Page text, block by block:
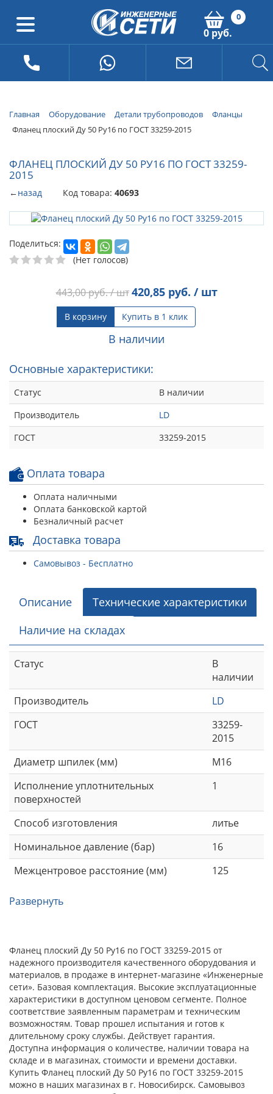
0
0 руб.
Главная Оборудование Детали трубопроводов
Фланцы
Фланец плоский Ду 50 Ру16 по ГОСТ 33259-2015
ФЛАНЕЦ ПЛОСКИЙ ДУ 50 РУ16 ПО ГОСТ 33259-
2015
←назад Код товара: 40693
Поделиться:
(Нет голосов)
443,00руб. / шт 420,85руб. / шт
В корзину Купить в 1 клик
В наличии
Основные характеристики:
Статус
В наличии
Производитель
LD
ГОСТ
33259-2015
Оплата товара
Оплата наличными
Оплата банковской картой
Безналичный расчет
Доставка товара
Самовывоз - Бесплатно
Описание
Технические характеристики
Наличие на складах
Статус
В
наличии
Производитель
LD
ГОСТ
33259-
2015
Диаметр шпилек (мм)
М16
Исполнение уплотнительных
поверхностей
1
Способ изготовления
литье
Номинальное давление (бар)
16
Межцентровое расстояние (мм)
125
Развернуть
Фланец плоский Ду 50 Ру16 по ГОСТ 33259-2015 от
надежного производителя качественного оборудования и
материалов, в продаже в интернет-магазине «Инженерные
сети». Базовая комплектация. Высокие эксплуатационные
характеристики в доступном ценовом сегменте. Полное
соответствие заявленным параметрам и техническим
возможностям. Товар прошел испытания и готов к
длительному сроку службы. Действует гарантия.
Доступна информация о количестве, наличии товара на
складе и в магазинах, стоимости и времени доставки.
Купить Фланец плоский Ду 50 Ру16 по ГОСТ 33259-2015
можно в наших магазинах в г. Новосибирск. Самовывоз